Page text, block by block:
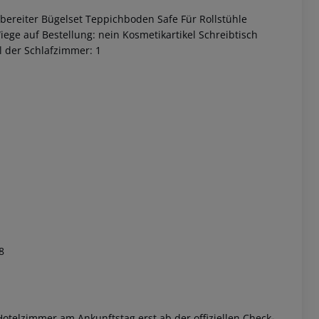
Bügelset Teppichboden Safe Für Rollstühle
auf Bestellung: nein Kosmetikartikel Schreibtisch
der Schlafzimmer: 1